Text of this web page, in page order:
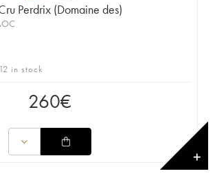
Perdrix (Domaine des)
in stock
260€
✕